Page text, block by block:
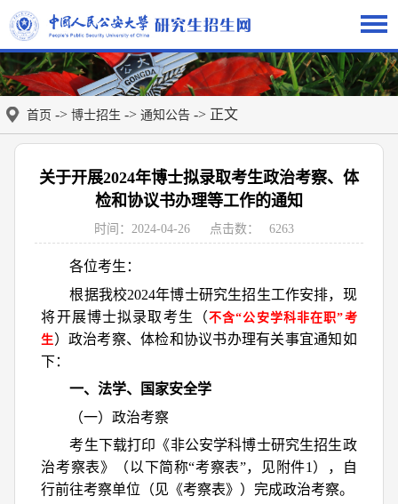
首页 -> 博士招生 -> 通知公告 -> 正文
关于开展2024年博士拟录取考生政治考察、体
检和协议书办理等工作的通知
时间：2024-04-26 点击数： 6263
各位考生：
根据我校2024年博士研究生招生工作安排，现
将开展博士拟录取考生（不含“公安学科非在职”考
生）政治考察、体检和协议书办理有关事宜通知如
下：
一、法学、国家安全学
（一）政治考察
考生下载打印《非公安学科博士研究生招生政
治考察表》（以下简称“考察表”，见附件1），自
行前往考察单位（见《考察表》）完成政治考察。